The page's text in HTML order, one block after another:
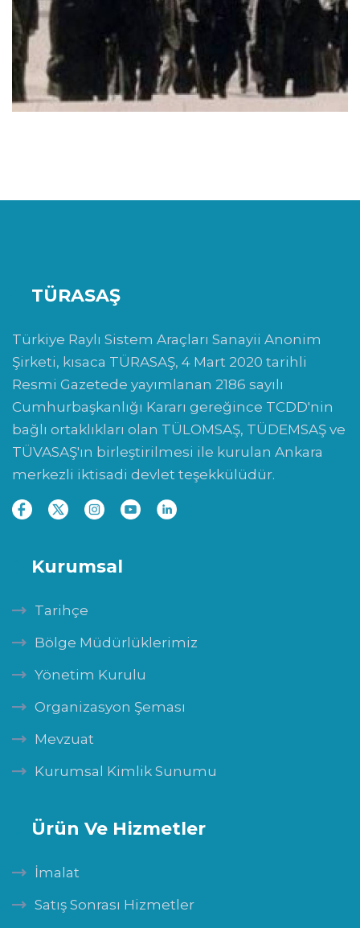
TÜRASAŞ
Türkiye Raylı Sistem Araçları Sanayii Anonim
Şirketi, kısaca TÜRASAŞ, 4 Mart 2020 tarihli
Resmi Gazetede yayımlanan 2186 sayılı
Cumhurbaşkanlığı Kararı gereğince TCDD'nin
bağlı ortaklıkları olan TÜLOMSAŞ, TÜDEMSAŞ ve
TÜVASAŞ'ın birleştirilmesi ile kurulan Ankara
merkezli iktisadi devlet teşekkülüdür.
Kurumsal
Tarihçe
Bölge Müdürlüklerimiz
Yönetim Kurulu
Organizasyon Şeması
Mevzuat
Kurumsal Kimlik Sunumu
Ürün Ve Hizmetler
İmalat
Satış Sonrası Hizmetler